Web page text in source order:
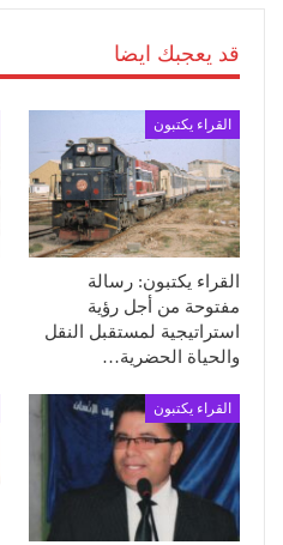
قد يعجبك ايضا
القراء يكتبون
القراء يكتبون: رسالة
مفتوحة من أجل رؤية
استراتيجية لمستقبل النقل
والحياة الحضرية…
القراء يكتبون